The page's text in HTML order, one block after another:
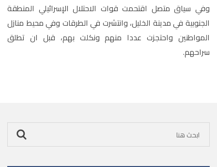
وفي سياق متصل اقتحمت قوات الاحتلال الإسرائيلي المنطقة
الجنوبية في مدينة الخليل، وانتشرت في الطرقات وفي محيط منازل
المواطنين واحتجزت عددا منهم ونكلت بهم، قبل ان تطلق
سراحهم.